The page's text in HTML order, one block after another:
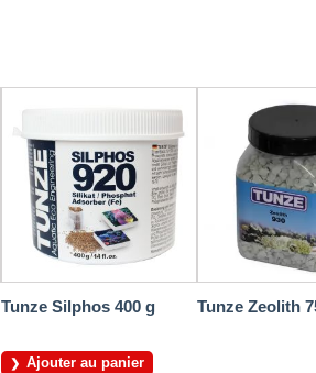
Tunze Silphos 400 g
Ajouter au panier
Tunze Zeolith